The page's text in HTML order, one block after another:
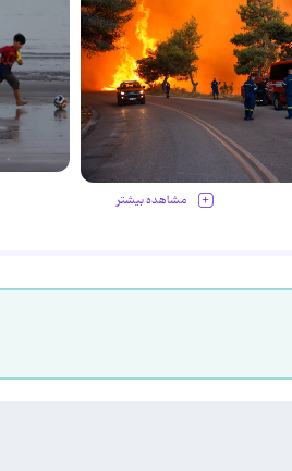
مشاهده بیشتر